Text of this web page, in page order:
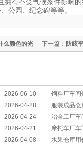
公园、纪念碑等等。
下一篇： 防眩
么颜色的光
2026-06-10
饲料厂车间
2026-04-28
服装成品
2026-04-24
冶金工厂车间灯具选
2026-04-21
摩托车厂车间灯具
2026-04-08
水果仓库用